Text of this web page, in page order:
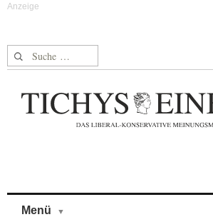
Suche nach:
Menü